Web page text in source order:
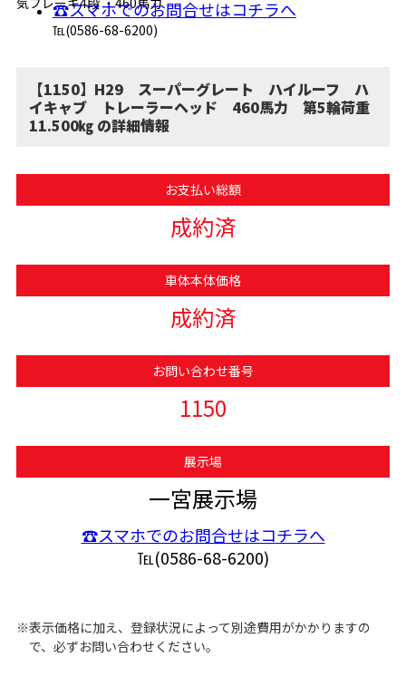
☎スマホでのお問合せはコチラへ
℡(0586-68-6200)
【1150】H29 スーパーグレート ハイルーフ ハ
イキャブ トレーラーヘッド 460馬力 第5輪荷重
11.500㎏ の詳細情報
お支払い総額
成約済
車体本体価格
成約済
お問い合わせ番号
1150
展示場
一宮展示場
☎スマホでのお問合せはコチラへ
℡(0586-68-6200)
※表示価格に加え、登録状況によって別途費用がかかりますの
で、必ずお問い合わせください。